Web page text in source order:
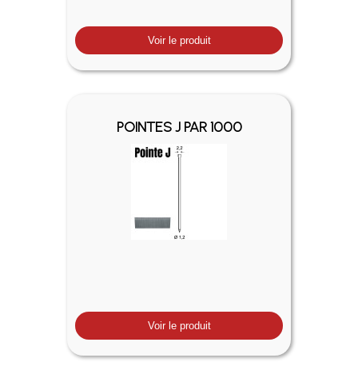
Voir le produit
POINTES J PAR 1000
Voir le produit